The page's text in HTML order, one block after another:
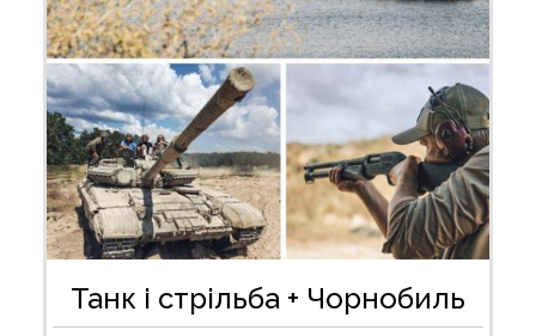
Танк і стрільба + Чорнобиль